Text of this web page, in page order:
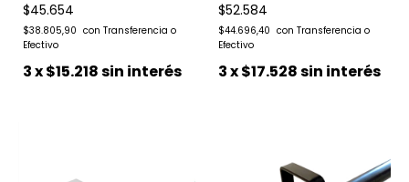
$45.654
$38.805,90
3x$15.218sin interés
$52.584
$44.696,40
3x$17.528sin interés